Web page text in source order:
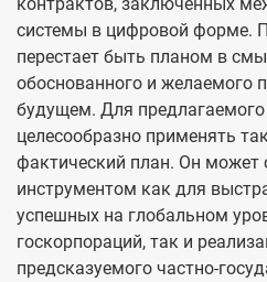
системы в цифровой форме.
перестает быть планом в
обоснованного и желаемого
будущем. Для
целесообразно применять
фактический план. Он может
инструментом как для
успешных на глобальном
госкорпораций, так и
предсказуемого частно-